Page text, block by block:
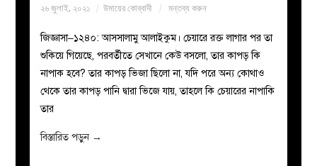
২৬ জুলাই, ২০২১ উমায়ের কোব্বাদী মন্তব্য করুন
জিজ্ঞাসা–১২৪০: আসসালামু আলাইকুম। চেয়ারে রক্ত লাগার পর তা
শুকিয়ে গিয়েছে, পরবর্তীতে সেখানে কেউ বসলো, তার কাপড় কি
নাপাক হবে? তার কাপড় ভিজা ছিলো না, যদি পরে অন্য কোথাও
থেকে তার কাপড় পানি দ্বারা ভিজে যায়, তাহলে কি চেয়ারের নাপাকি
তার
বিস্তারিত পড়ুন →